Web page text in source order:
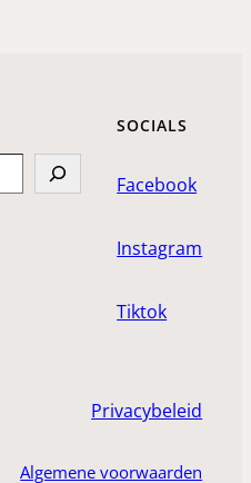
SOCIALS
Facebook
Instagram
Tiktok
Privacybeleid
Algemene voorwaarden